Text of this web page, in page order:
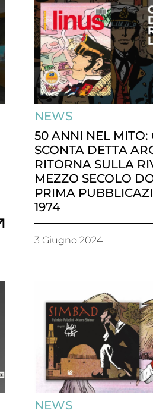
NEWS
50 ANNI NEL MITO:
SCONTA DETTA
RITORNA SULLA
MEZZO SECOLO
PRIMA
1974
3 Giugno 2024
NEWS